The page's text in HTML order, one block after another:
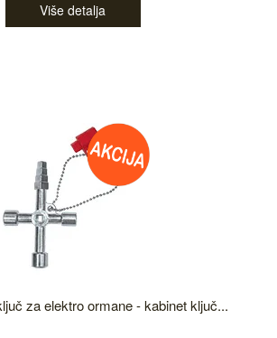
Više detalja
za elektro ormane - kabinet ključ...